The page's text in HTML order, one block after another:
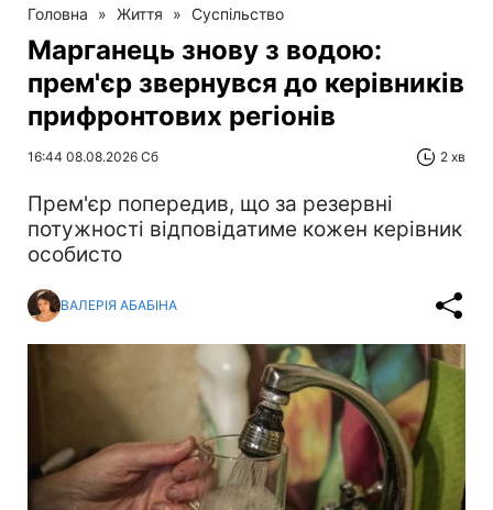
Головна » Життя » Суспільство
Марганець знову з водою:
прем'єр звернувся до керівників
прифронтових регіонів
16:44 08.08.2026 Сб 2 хв
Прем'єр попередив, що за резервні
потужності відповідатиме кожен керівник
особисто
ВАЛЕРІЯ АБАБІНА